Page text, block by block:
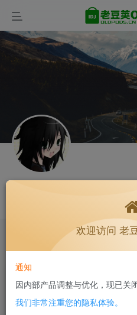
呜呼！地板正以每秒9.8m的速度
收藏备用站，保持联系不迷路
老豆荚 Oldpods版本：
收藏备用站，保持联系不迷路
文章5 收藏 0 评论3
发布 5
欢迎访问 老
通知
因内部产品调整与优化，现已关
我们非常注重您的隐私体验。